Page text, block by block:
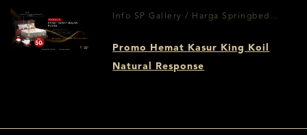
Info SP Gallery / Harga Springbed
Promo Hemat Kasur King Koil
Natural Response